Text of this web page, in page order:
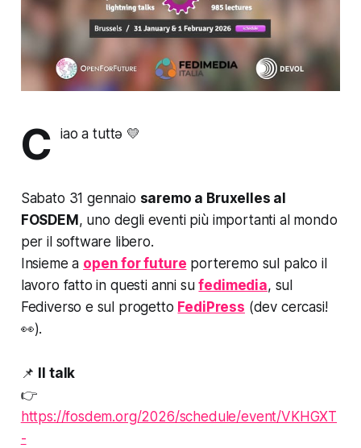
C iao a tuttə 💛
Sabato 31 gennaio saremo a Bruxelles al
FOSDEM , uno degli eventi più importanti al mondo
per il software libero.
Insieme a open for future porteremo sul palco il
lavoro fatto in questi anni sufedimedia, sul
Fediverso e sul progetto FediPress (dev cercasi!
👀).
📌
Il talk
👉
https://fosdem.org/2026/schedule/event/VKHGXT
-